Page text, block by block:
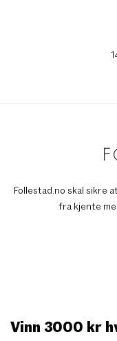
Follestad.no skal sikre
fra kjente
Vinn 3000 kr